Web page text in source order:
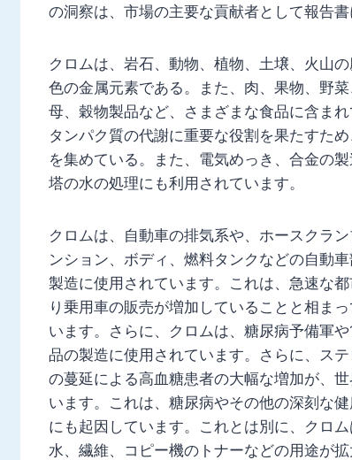
の洞察は、市場の主要な貢献者として報告書
クロムは、岩石、動物、植物、土壌、火山
色の金属元素である。また、肉、果物、野
母、穀物製品など、さまざまな食品に含ま
タンパク質の代謝に重要な役割を果たすた
を集めている。また、電気めっき、合金の
塔の水の処理にも利用されています。
クロムは、自動車の排気系や、ホースクラ
ンション、ボディ、燃料タンクなどの自動
製造に使用されています。これは、急速な
り乗用車の販売が増加していることと相ま
います。さらに、クロムは、糖尿病予備軍
品の製造に使用されています。さらに、ス
の蔓延による高血糖患者の大幅な増加が、
います。これは、糖尿病やその他の深刻な
にも起因しています。これとは別に、クロ
水、繊維、コピー機のトナーなどの用途が